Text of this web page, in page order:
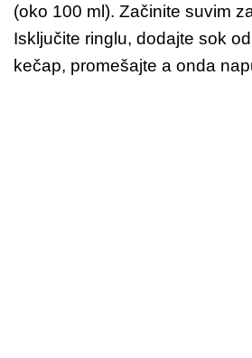
(oko 100 ml). Začinite suvim
Isključite ringlu, dodajte sok
kečap, promešajte a onda